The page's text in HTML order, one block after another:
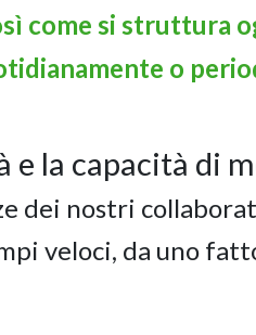
come si struttura
o
e la capacità di
dei nostri
veloci, da uno